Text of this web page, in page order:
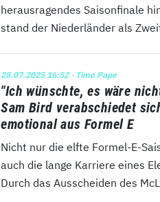
herausragendes Saisonfinale
stand der Niederländer als
28.07.2025 16:52· Timo Pape
"Ich wünschte, es wäre
Sam Bird verabschiedet
emotional aus Formel E
Nicht nur die elfte Formel-E-
auch die lange Karriere eines
Durch das Ausscheiden des